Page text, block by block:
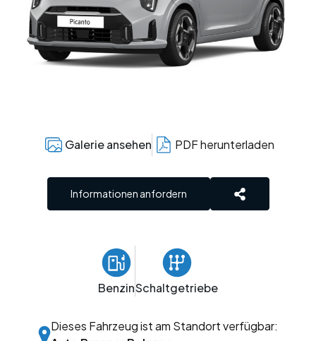
Finanzierung
Personalisierte Versicherung
Servicetermin buchen
Räder und Reifen
Karosserie
Galerie ansehen PDF herunterladen
Informationen anfordern
BenzinSchaltgetriebe
Dieses Fahrzeug ist am Standort verfügbar: